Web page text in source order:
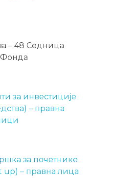
– 48 Седница
Фонда
за инвестиције
– правна
за почетнике
up) – правна лица